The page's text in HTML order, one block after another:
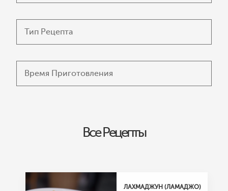
HORECA
Все Рецепты
ЛАХМАДЖУН (ЛАМАДЖО)